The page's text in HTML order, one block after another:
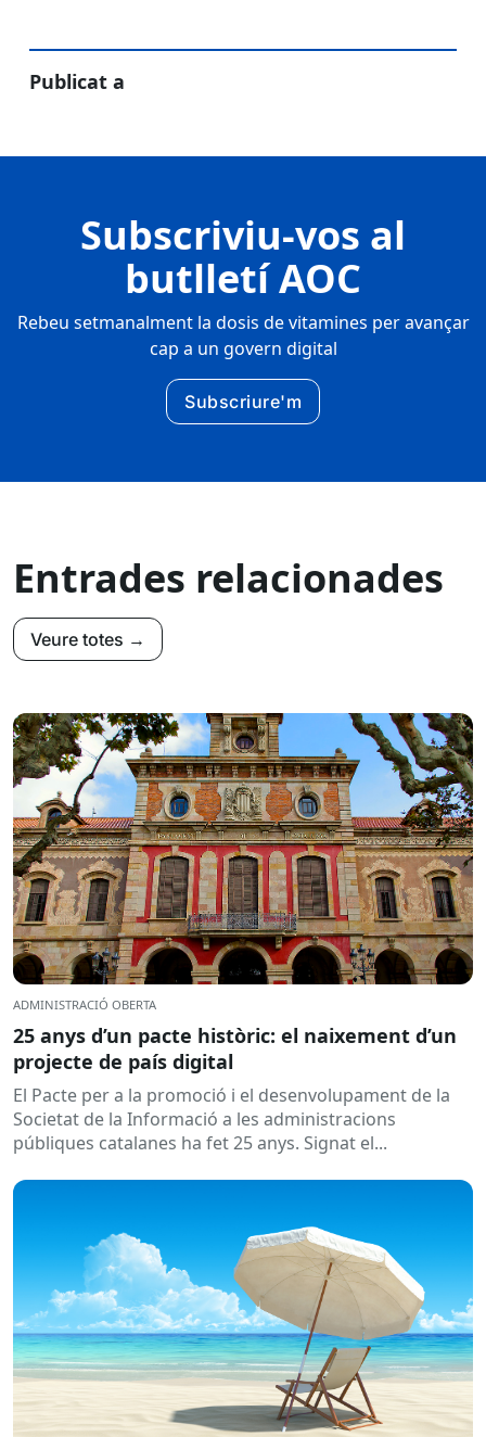
Publicat a
Subscriviu-vos al
butlletí AOC
Rebeu setmanalment la dosis de vitamines per avançar
cap a un govern digital
Subscriure'm
Entrades relacionades
Veure totes →
ADMINISTRACIÓ OBERTA
25 anys d’un pacte històric: el naixement d’un
projecte de país digital
El Pacte per a la promoció i el desenvolupament de la
Societat de la Informació a les administracions
públiques catalanes ha fet 25 anys. Signat el...